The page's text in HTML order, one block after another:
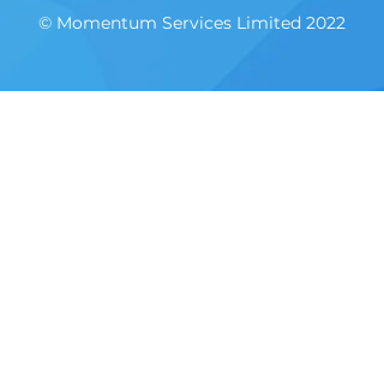
© Momentum Services Limited 2022